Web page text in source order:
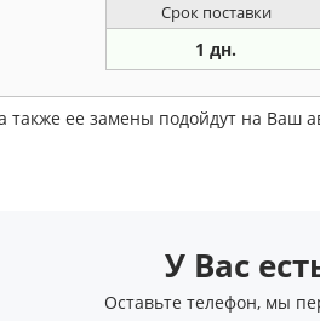
Срок поставки
1 дн.
также ее замены подойдут на Ваш
У Вас
Оставьте телефон, мы